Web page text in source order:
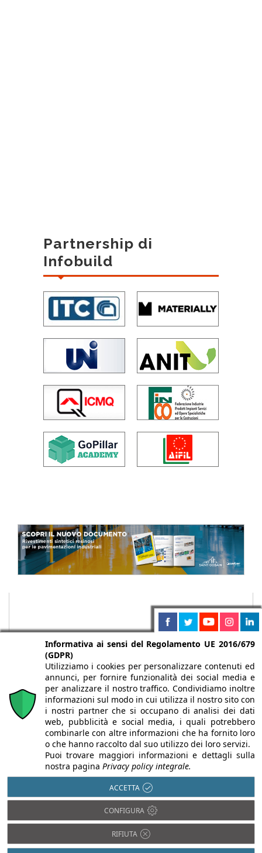
Partnership di
Infobuild
Chi siamo Autori Per la tua pubblicità
Iscriviti alla
newsletter
Infobuild è testata registrata presso il Tribunale di Milano al n° 63
dell’8/3/2013 - ISSN 2282-2267
© 2000-2026 Infoweb srl - P.IVA 13155920153 - Tutti i diritti
riservati |Privacy
Informativa ai sensi del Regolamento UE 2016/679
(GDPR)
Utilizziamo i cookies per personalizzare contenuti ed
annunci, per fornire funzionalità dei social media e
per analizzare il nostro traffico. Condividiamo inoltre
informazioni sul modo in cui utilizza il nostro sito con
i nostri partner che si occupano di analisi dei dati
web, pubblicità e social media, i quali potrebbero
combinarle con altre informazioni che ha fornito loro
o che hanno raccolto dal suo utilizzo dei loro servizi.
Puoi trovare maggiori informazioni e dettagli sulla
nostra pagina Privacy policy integrale.
ACCETTA
CONFIGURA
RIFIUTA